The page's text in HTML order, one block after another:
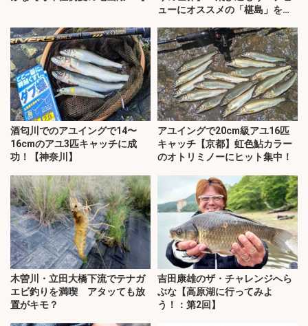
ューにオススメの「椹島」を紹
酒匂川でのアユイングで14〜
16cmのアユ3匹キャッチに成
功！【神奈川】
アユイングで20cm級アユ16匹
キャッチ【京都】虹色鮎カラー
のオトリミノーにヒット集中！
木曽川・立田大橋下流でテナガ
エビ釣りを満喫 アタッても放
置がキモ？
吉田康雄のザ・チャレンジへら
ぶな【高原湖に行ってみよ
う！：第2回】